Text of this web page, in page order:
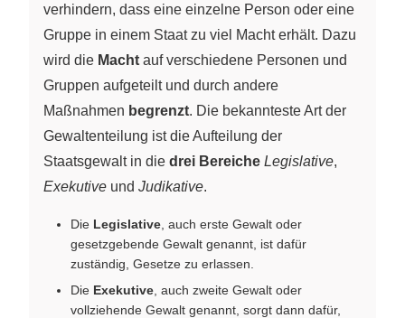
verhindern, dass eine einzelne Person oder eine
Gruppe in einem Staat zu viel Macht erhält. Dazu
wird die Macht auf verschiedene Personen und
Gruppen aufgeteilt und durch andere
Maßnahmen begrenzt. Die bekannteste Art der
Gewaltenteilung ist die Aufteilung der
Staatsgewalt in die drei Bereiche Legislative,
Exekutive und Judikative.
Die Legislative , auch erste Gewalt oder
gesetzgebende Gewalt genannt, ist dafür
zuständig, Gesetze zu erlassen.
Die Exekutive , auch zweite Gewalt oder
vollziehende Gewalt genannt, sorgt dann dafür,